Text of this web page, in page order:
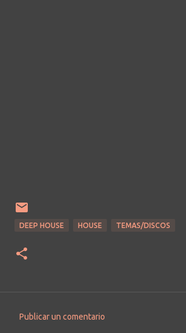
DEEP HOUSE HOUSE TEMAS/DISCOS
Publicar un comentario